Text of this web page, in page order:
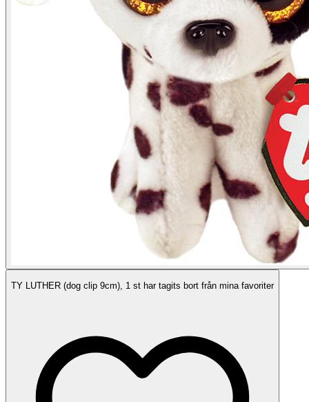
TY LUTHER (dog clip 9cm), 1 st har tagits bort från mina favoriter